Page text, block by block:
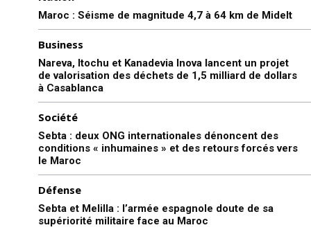
Maroc : Séisme de magnitude 4,7 à 64 km de Midelt
Business
Nareva, Itochu et Kanadevia Inova lancent un projet
de valorisation des déchets de 1,5 milliard de dollars
à Casablanca
Société
Sebta : deux ONG internationales dénoncent des
conditions « inhumaines » et des retours forcés vers
le Maroc
Défense
Sebta et Melilla : l’armée espagnole doute de sa
supériorité militaire face au Maroc